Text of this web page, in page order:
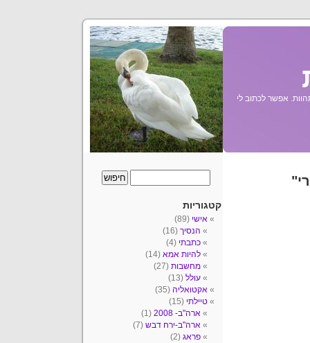
אפשר לכתוב לי
קטגוריות
אישי (89)
הנסיך (16)
כתבתי (4)
להיות אמא (14)
מחשבות (27)
עולל (13)
אקטואליה (35)
טיילתי (15)
ארה"ב- 2008
(1)
ארה"ב-ירח דבש (7)
פראג (2)